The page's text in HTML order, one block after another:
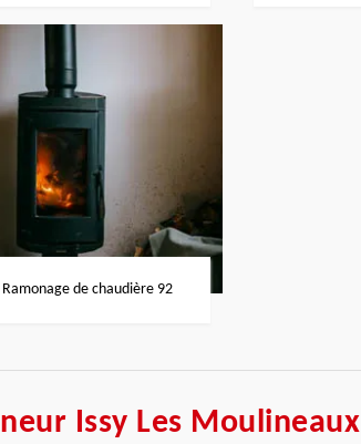
Ramonage de chaudière 92
Issy Les Moulineaux